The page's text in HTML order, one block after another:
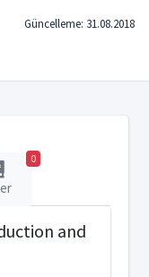
Güncelleme: 31.08.2018
0
and